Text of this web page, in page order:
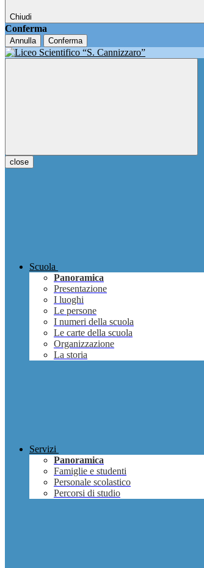
Chiudi
Conferma
Annulla Conferma
close
Scuola
Panoramica
Presentazione
I luoghi
Le persone
I numeri della scuola
Le carte della scuola
Organizzazione
La storia
Servizi
Panoramica
Famiglie e studenti
Personale scolastico
Percorsi di studio